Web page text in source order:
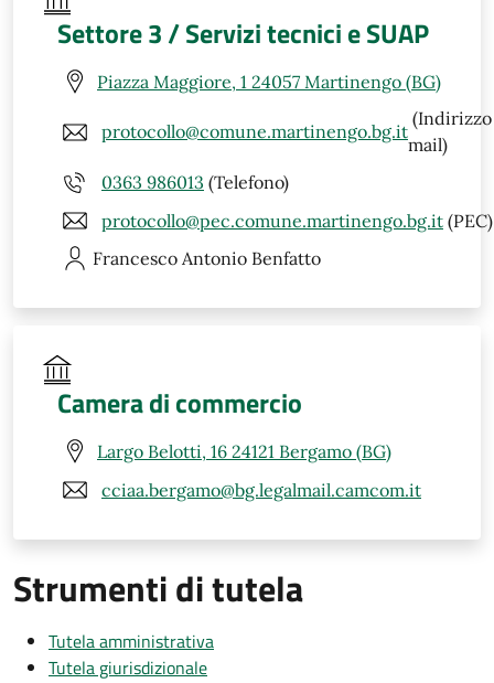
Settore 3 / Servizi tecnici e SUAP
Piazza Maggiore, 1 24057 Martinengo (BG)
protocollo@comune.martinengo.bg.it
(Indirizzo
mail)
0363 986013 (Telefono)
protocollo@pec.comune.martinengo.bg.it (PEC)
Francesco Antonio Benfatto
Camera di commercio
Largo Belotti, 16 24121 Bergamo (BG)
cciaa.bergamo@bg.legalmail.camcom.it
Strumenti di tutela
Tutela amministrativa
Tutela giurisdizionale